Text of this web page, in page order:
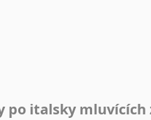
po italsky mluvících